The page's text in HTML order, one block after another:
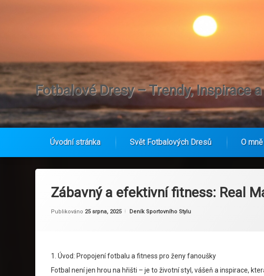
Fotbalové Dresy – Trendy, Inspirace
Úvodní stránka Svět Fotbalových Dresů O mně
Zábavný a efektivní fitness: Real
Publikováno 25 srpna, 2025
Od Ruby
Kategorie:
Deník Sportovního Stylu
1. Úvod: Propojení fotbalu a fitness pro ženy fanoušky
Fotbal není jen hrou na hřišti – je to životní styl, vášeň a inspirace,